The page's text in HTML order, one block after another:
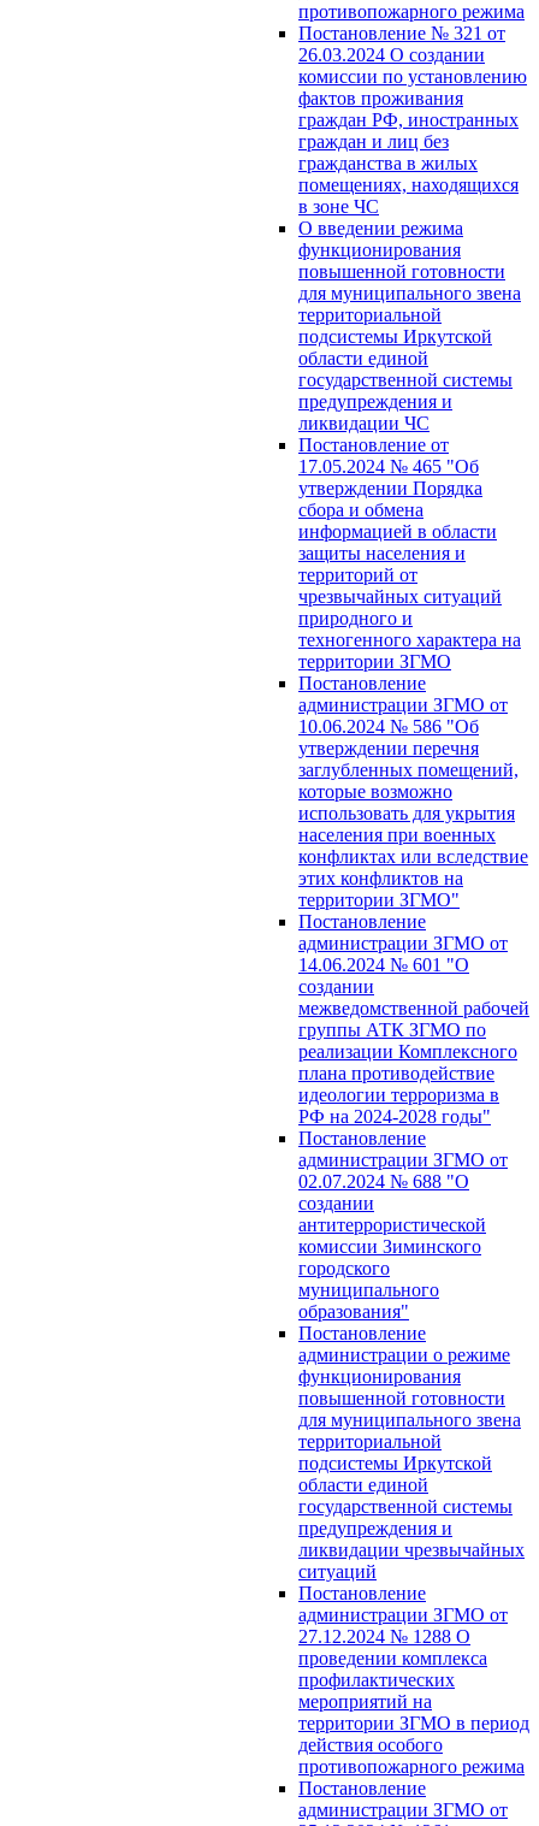
противопожарного режима
Постановление № 321 от
26.03.2024 О создании
комиссии по установлению
фактов проживания
граждан РФ, иностранных
граждан и лиц без
гражданства в жилых
помещениях, находящихся
в зоне ЧС
О введении режима
функционирования
повышенной готовности
для муниципального звена
территориальной
подсистемы Иркутской
области единой
государственной системы
предупреждения и
ликвидации ЧС
Постановление от
17.05.2024 № 465 "Об
утверждении Порядка
сбора и обмена
информацией в области
защиты населения и
территорий от
чрезвычайных ситуаций
природного и
техногенного характера на
территории ЗГМО
Постановление
администрации ЗГМО от
10.06.2024 № 586 "Об
утверждении перечня
заглубленных помещений,
которые возможно
использовать для укрытия
населения при военных
конфликтах или вследствие
этих конфликтов на
территории ЗГМО"
Постановление
администрации ЗГМО от
14.06.2024 № 601 "О
создании
межведомственной рабочей
группы АТК ЗГМО по
реализации Комплексного
плана противодействие
идеологии терроризма в
РФ на 2024-2028 годы"
Постановление
администрации ЗГМО от
02.07.2024 № 688 "О
создании
антитеррористической
комиссии Зиминского
городского
муниципального
образования"
Постановление
администрации о режиме
функционирования
повышенной готовности
для муниципального звена
территориальной
подсистемы Иркутской
области единой
государственной системы
предупреждения и
ликвидации чрезвычайных
ситуаций
Постановление
администрации ЗГМО от
27.12.2024 № 1288 О
проведении комплекса
профилактических
мероприятий на
территории ЗГМО в период
действия особого
противопожарного режима
Постановление
администрации ЗГМО от